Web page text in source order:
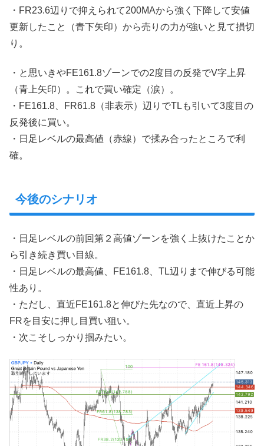
・FR23.6辺りで抑えられて200MAから強く下降して安値
更新したこと（青下矢印）から売りの力が強いと見て損切
り。
・と思いきやFE161.8ゾーンでの2度目の反発でV字上昇
（青上矢印）。これで買い確定（涙）。
・FE161.8、FR61.8（非表示）辺りでTLも引いて3度目の
反発後に買い。
・日足レベルの最高値（赤線）で揉み合ったところで利
確。
今後のシナリオ
・日足レベルの前回第２高値ゾーンを強く上抜けたことか
ら引き続き買い目線。
・日足レベルの最高値、FE161.8、TL辺りまで伸びる可能
性あり。
・ただし、直近FE161.8と伸びた先なので、直近上昇の
FRを目安に押し目買い狙い。
・次こそしっかり掴みたい。